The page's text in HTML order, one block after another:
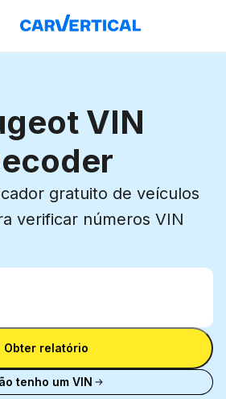
VIN
gratuito de veículos
verificar números VIN
VIN
Obter relatório
tenho um VIN